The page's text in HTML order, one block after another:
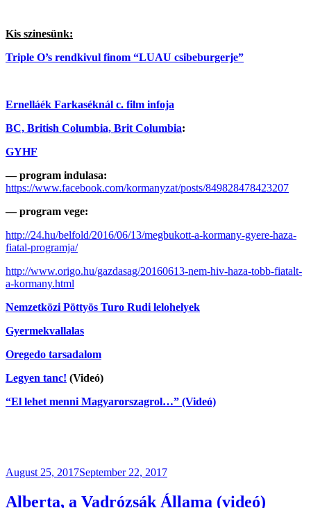
Kis szinesünk:
Triple O’s rendkivul finom “LUAU csibeburgerje”
Ernelláék Farkaséknál c. film infoja
BC, British Columbia, Brit Columbia:
GYHF
— program indulasa:
https://www.facebook.com/kormanyzat/posts/849828478423207
— program vege:
http://24.hu/belfold/2016/06/13/megbukott-a-kormany-gyere-haza-
fiatal-programja/
http://www.origo.hu/gazdasag/20160613-nem-hiv-haza-tobb-fiatalt-
a-kormany.html
Nemzetközi Pöttyös Turo Rudi lelohelyek
Gyermekvallalas
Oregedo tarsadalom
Legyen tanc! (Videó)
“El lehet menni Magyarorszagrol…” (Videó)
Posted
August 25, 2017September 22, 2017
Alberta, a Vadrózsák Állama (videó)